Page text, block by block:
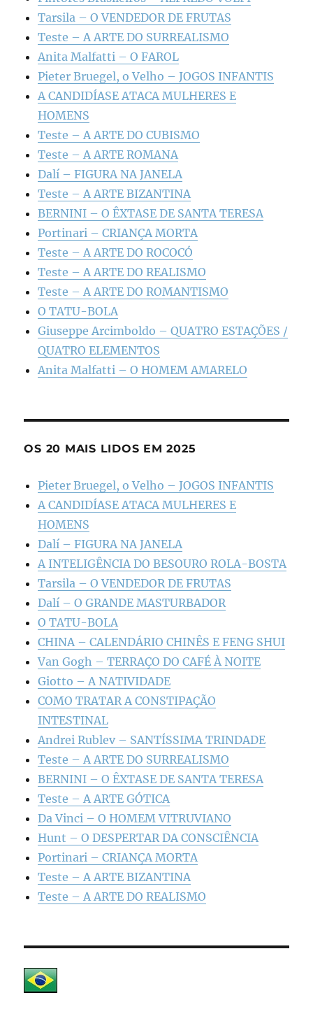
Tarsila – O VENDEDOR DE FRUTAS
Teste – A ARTE DO SURREALISMO
Anita Malfatti – O FAROL
Pieter Bruegel, o Velho – JOGOS INFANTIS
A CANDIDÍASE ATACA MULHERES E
HOMENS
Teste – A ARTE DO CUBISMO
Teste – A ARTE ROMANA
Dalí – FIGURA NA JANELA
Teste – A ARTE BIZANTINA
BERNINI – O ÊXTASE DE SANTA TERESA
Portinari – CRIANÇA MORTA
Teste – A ARTE DO ROCOCÓ
Teste – A ARTE DO REALISMO
Teste – A ARTE DO ROMANTISMO
O TATU-BOLA
Giuseppe Arcimboldo – QUATRO ESTAÇÕES /
QUATRO ELEMENTOS
Anita Malfatti – O HOMEM AMARELO
OS 20 MAIS LIDOS EM 2025
Pieter Bruegel, o Velho – JOGOS INFANTIS
A CANDIDÍASE ATACA MULHERES E
HOMENS
Dalí – FIGURA NA JANELA
A INTELIGÊNCIA DO BESOURO ROLA-BOSTA
Tarsila – O VENDEDOR DE FRUTAS
Dalí – O GRANDE MASTURBADOR
O TATU-BOLA
CHINA – CALENDÁRIO CHINÊS E FENG SHUI
Van Gogh – TERRAÇO DO CAFÉ À NOITE
Giotto – A NATIVIDADE
COMO TRATAR A CONSTIPAÇÃO
INTESTINAL
Andrei Rublev – SANTÍSSIMA TRINDADE
Teste – A ARTE DO SURREALISMO
BERNINI – O ÊXTASE DE SANTA TERESA
Teste – A ARTE GÓTICA
Da Vinci – O HOMEM VITRUVIANO
Hunt – O DESPERTAR DA CONSCIÊNCIA
Portinari – CRIANÇA MORTA
Teste – A ARTE BIZANTINA
Teste – A ARTE DO REALISMO